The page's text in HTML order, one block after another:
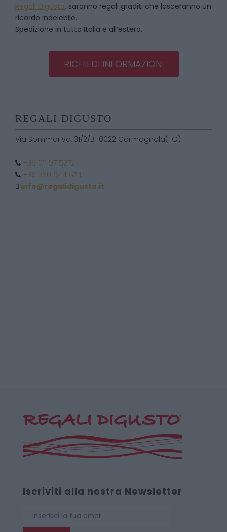
Regali Digusto, saranno regali graditi che lasceranno un
ricordo indelebile.
Spedizione in tutta Italia e all’estero.
RICHIEDI INFORMAZIONI
REGALI DIGUSTO
Via Sommariva, 31/2/B 10022 Carmagnola(TO)
+39 011 9715272
+39 380 6441674
info@regalidigusto.it
Iscriviti alla nostra Newsletter